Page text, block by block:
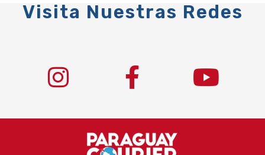
Visita Nuestras Redes